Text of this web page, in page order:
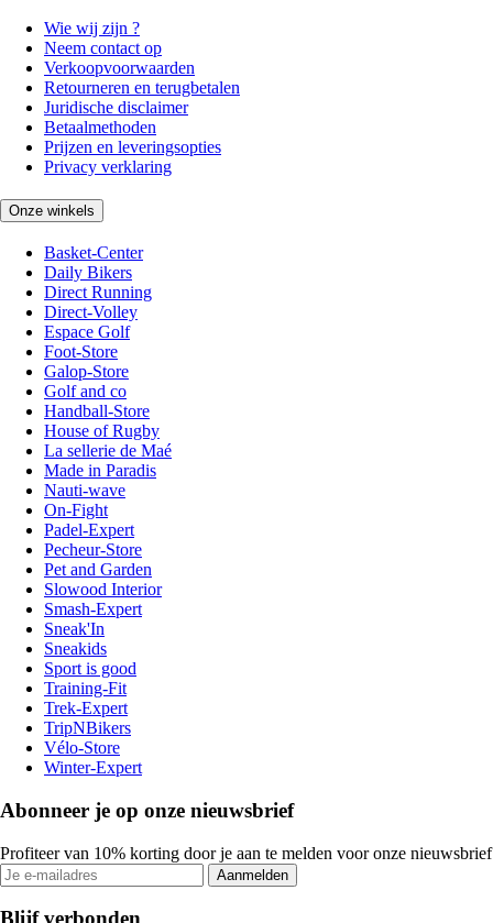
Wie wij zijn ?
Neem contact op
Verkoopvoorwaarden
Retourneren en terugbetalen
Juridische disclaimer
Betaalmethoden
Prijzen en leveringsopties
Privacy verklaring
Onze winkels
Basket-Center
Daily Bikers
Direct Running
Direct-Volley
Espace Golf
Foot-Store
Galop-Store
Golf and co
Handball-Store
House of Rugby
La sellerie de Maé
Made in Paradis
Nauti-wave
On-Fight
Padel-Expert
Pecheur-Store
Pet and Garden
Slowood Interior
Smash-Expert
Sneak'In
Sneakids
Sport is good
Training-Fit
Trek-Expert
TripNBikers
Vélo-Store
Winter-Expert
Abonneer je op onze nieuwsbrief
Profiteer van 10% korting door je aan te melden voor onze nieuwsbrief
Aanmelden
Blijf verbonden